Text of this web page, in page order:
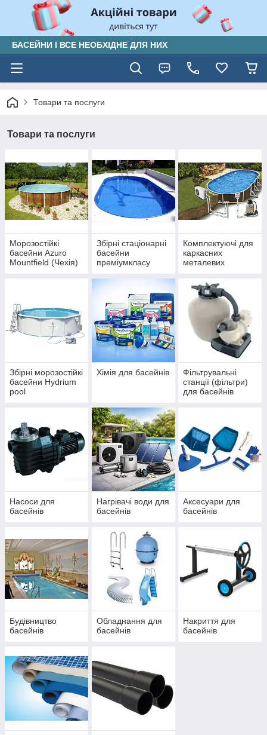
БАСЕЙНИ І ВСЕ НЕОБХІДНЕ ДЛЯ НИХ
Товари та послуги
Товари та послуги
Морозостійкі
басейни Azuro
Mountfield (Чехія)
Збірні стаціонарні
басейни
преміумкласу
(ЧЕХІЯ)
Комплектуючі для
каркасних
металевих
Збірні морозостійкі
басейни Hydrium
pool
Хімія для басейнів
Фільтрувальні
станції (фільтри)
для басейнів
Насоси для
басейнів
Нагрівачі води для
басейнів
Аксесуари для
басейнів
Будівництво
басейнів
Обладнання для
басейнів
Накриття для
басейнів